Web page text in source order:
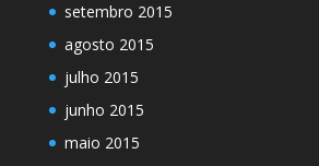
setembro 2015
agosto 2015
julho 2015
junho 2015
maio 2015